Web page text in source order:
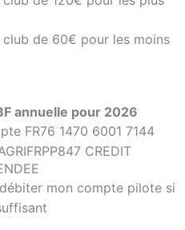
de 60€ pour les moins
annuelle pour 2026
FR76 1470 6001 7144
CREDIT
mon compte pilote si